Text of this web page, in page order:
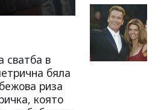
сватба в
бяла
риза
която